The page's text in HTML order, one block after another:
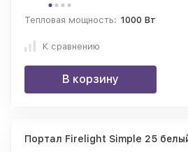
Тепловая мощность: 1000 Вт
К сравнению
В корзину
Портал Firelight Simple 25